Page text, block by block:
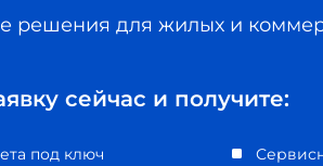
решения для жилых и
сейчас и получите:
под ключ